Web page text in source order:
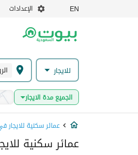
EN الإعدادات
للايجار
الجميع مدة الايجار
عمائر سكنية للايجار
عمائر سكنية